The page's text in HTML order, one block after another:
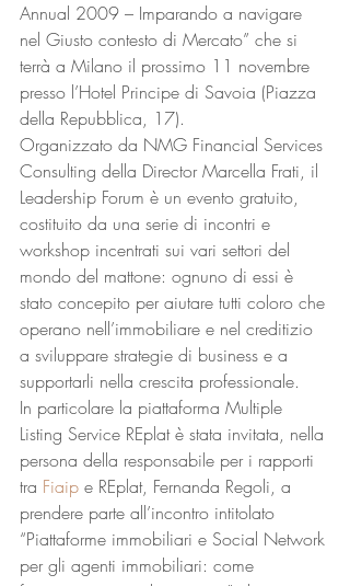
Connect
Annual 2009 – Imparando a navigare
nel Giusto contesto di Mercato” che si
terrà a Milano il prossimo 11 novembre
presso l’Hotel Principe di Savoia (Piazza
della Repubblica, 17).
Organizzato da NMG Financial Services
Consulting della Director Marcella Frati, il
Leadership Forum è un evento gratuito,
costituito da una serie di incontri e
workshop incentrati sui vari settori del
mondo del mattone: ognuno di essi è
stato concepito per aiutare tutti coloro che
operano nell’immobiliare e nel creditizio
a sviluppare strategie di business e a
supportarli nella crescita professionale.
In particolare la piattaforma Multiple
Listing Service REplat è stata invitata, nella
persona della responsabile per i rapporti
tra Fiaip e REplat, Fernanda Regoli, a
prendere parte all’incontro intitolato
“Piattaforme immobiliari e Social Network
per gli agenti immobiliari: come